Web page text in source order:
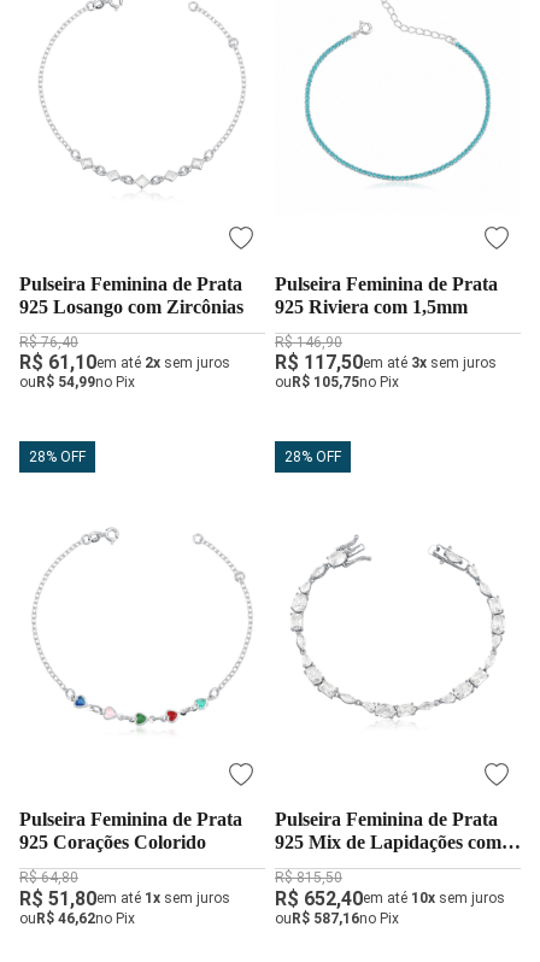
Pulseira Feminina de Prata
925 Losango com Zircônias
R$ 76,40
R$ 61,10em até 2x sem juros
ou R$ 54,99no Pix
Pulseira Feminina de Prata
925 Riviera com 1,5mm
R$ 146,90
R$ 117,50em até 3x sem juros
ou R$ 105,75no Pix
28% OFF
Pulseira Feminina de Prata
925 Corações Colorido
R$ 64,80
R$ 51,80em até 1x sem juros
ouR$ 46,62no Pix
28% OFF
Pulseira Feminina de Prata
925 Mix de Lapidações com
Zircônias
R$ 815,50
R$ 652,40em até 10x sem juros
ouR$ 587,16no Pix